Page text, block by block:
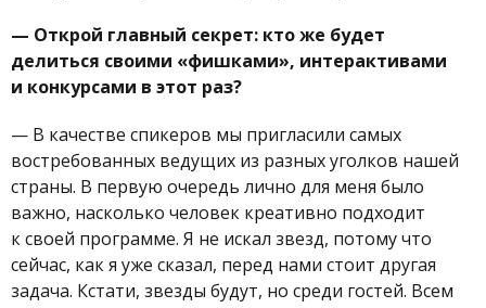
— Открой главный секрет: кто же будет
делиться своими «фишками», интерактивами
и конкурсами в этот раз?
— В качестве спикеров мы пригласили самых
востребованных ведущих из разных уголков нашей
страны. В первую очередь лично для меня было
важно, насколько человек креативно подходит
к своей программе. Я не искал звезд, потому что
сейчас, как я уже сказал, перед нами стоит другая
задача. Кстати, звезды будут, но среди гостей. Всем